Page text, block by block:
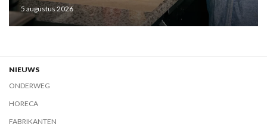
5 augustus 2026
NIEUWS
ONDERWEG
HORECA
FABRIKANTEN